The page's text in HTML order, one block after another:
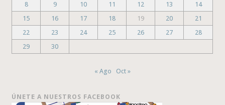
8
9 10 11 12 13
14
15
16 17 18 19 20
21
22
23 24 25 26 27
28
29
30
« Ago Oct »
ÚNETE A NUESTROS FACEBOOK